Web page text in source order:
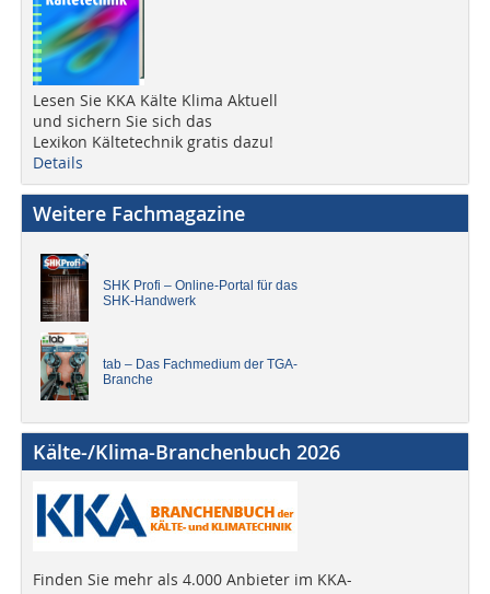
Lesen Sie KKA Kälte Klima Aktuell
und sichern Sie sich das
Lexikon Kältetechnik gratis dazu!
Details
Weitere Fachmagazine
SHK Profi – Online-Portal für das
SHK-Handwerk
tab – Das Fachmedium der TGA-
Branche
Kälte-/Klima-Branchenbuch 2026
Finden Sie mehr als 4.000 Anbieter im KKA-